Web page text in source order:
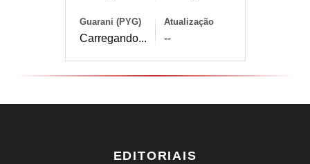
Guarani (PYG)
Carregando...
Atualização
--
EDITORIAIS